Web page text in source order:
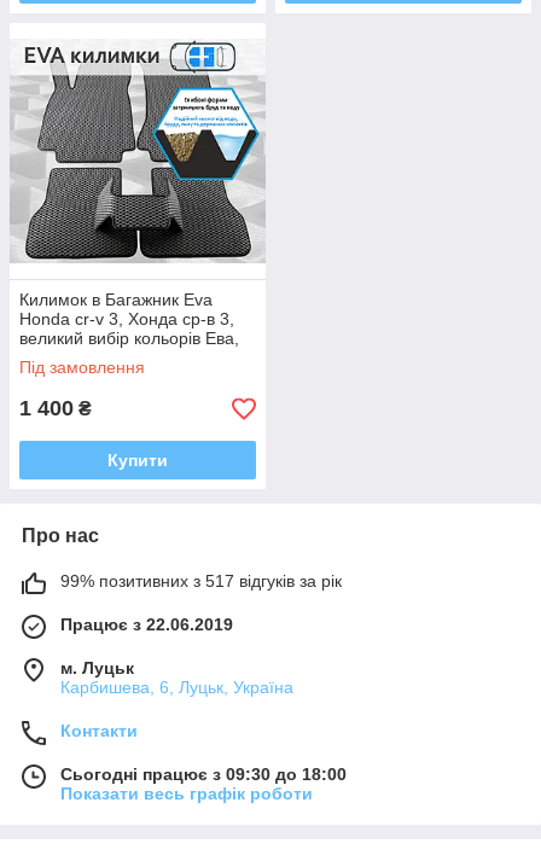
Килимок в Багажник Eva
Honda cr-v 3, Хонда ср-в 3,
великий вибір кольорів Ева,
Єва
Під замовлення
1 400 ₴
Купити
Про нас
99% позитивних з 517 відгуків за рік
Працює з 22.06.2019
м. Луцьк
Карбишева, 6, Луцьк, Україна
Контакти
Сьогодні працює з 09:30 до 18:00
Показати весь графік роботи